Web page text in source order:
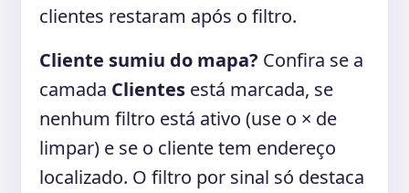
clientes restaram após o filtro.
Cliente sumiu do mapa? Confira se a
camada Clientes está marcada, se
nenhum filtro está ativo (use o × de
limpar) e se o cliente tem endereço
localizado. O filtro por sinal só destaca